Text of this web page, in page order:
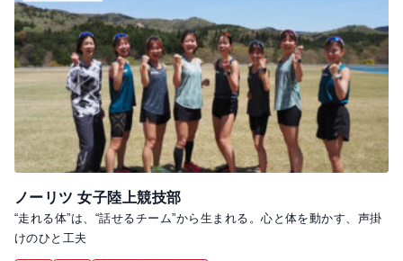
ノーリツ 女子陸上競技部
“走れる体”は、“話せるチーム”から生まれる。心と体を動かす、声掛
けのひと工夫